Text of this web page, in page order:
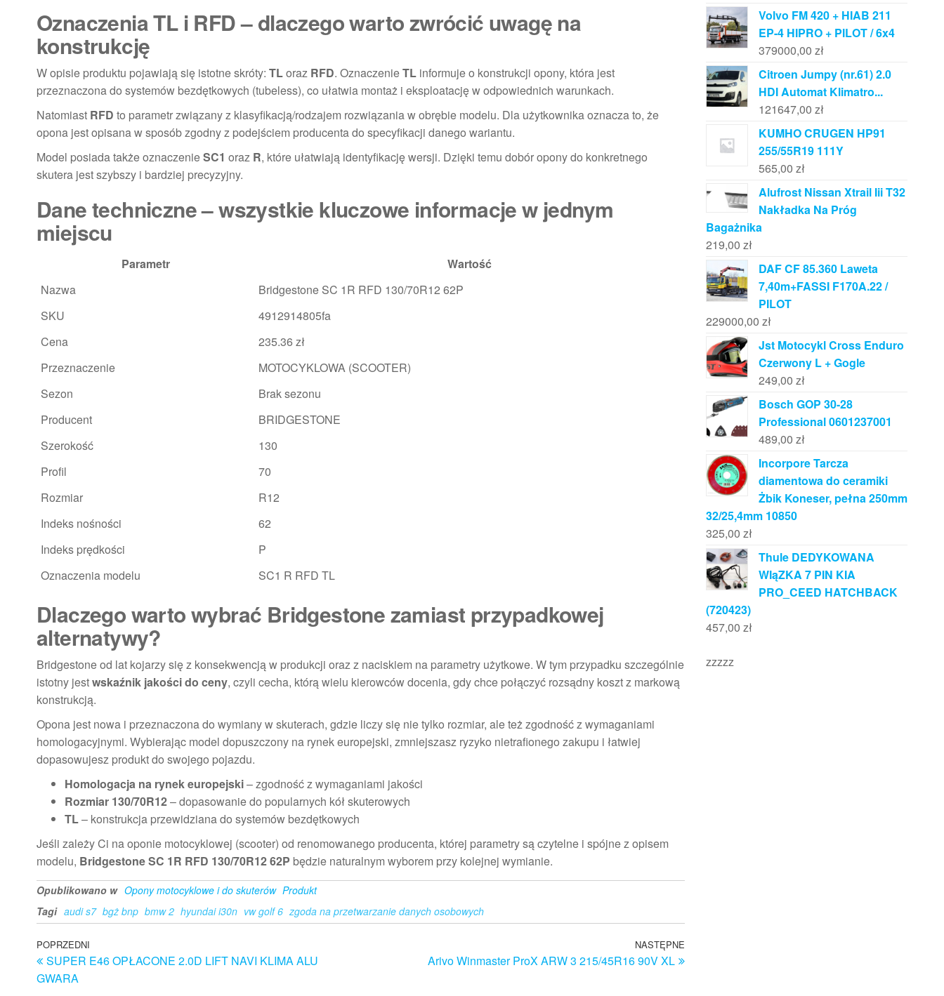
Oznaczenia TL i RFD – dlaczego warto zwrócić uwagę na
konstrukcję
W opisie produktu pojawiają się istotne skróty: TLoraz RFD. OznaczenieTL informuje o konstrukcji opony, która jest
przeznaczona do systemów bezdętkowych (tubeless), co ułatwia montaż i eksploatację w odpowiednich warunkach.
Natomiast RFD to parametr związany z klasyfikacją/rodzajem rozwiązania w obrębie modelu. Dla użytkownika oznacza to, że
opona jest opisana w sposób zgodny z podejściem producenta do specyfikacji danego wariantu.
Model posiada także oznaczenieSC1 oraz R, które ułatwiają identyfikację wersji. Dzięki temu dobór opony do konkretnego
skutera jest szybszy i bardziej precyzyjny.
Dane techniczne – wszystkie kluczowe informacje w jednym
miejscu
Parametr
Wartość
Nazwa
Bridgestone SC 1R RFD 130/70R12 62P
SKU
4912914805fa
Cena
235.36 zł
Przeznaczenie
MOTOCYKLOWA (SCOOTER)
Sezon
Brak sezonu
Producent
BRIDGESTONE
Szerokość
130
Profil
70
Rozmiar
R12
Indeks nośności
62
Indeks prędkości
P
Oznaczenia modelu
SC1 R RFD TL
Dlaczego warto wybrać Bridgestone zamiast przypadkowej
alternatywy?
Bridgestone od lat kojarzy się z konsekwencją w produkcji oraz z naciskiem na parametry użytkowe. W tym przypadku szczególnie
istotny jestwskaźnik jakości do ceny, czyli cecha, którą wielu kierowców docenia, gdy chce połączyć rozsądny koszt z markową
konstrukcją.
Opona jest nowa i przeznaczona do wymiany w skuterach, gdzie liczy się nie tylko rozmiar, ale też zgodność z wymaganiami
homologacyjnymi. Wybierając model dopuszczony na rynek europejski, zmniejszasz ryzyko nietrafionego zakupu i łatwiej
dopasowujesz produkt do swojego pojazdu.
Homologacja na rynek europejski– zgodność z wymaganiami jakości
Rozmiar 130/70R12– dopasowanie do popularnych kół skuterowych
TL– konstrukcja przewidziana do systemów bezdętkowych
Jeśli zależy Ci na oponie motocyklowej (scooter) od renomowanego producenta, której parametry są czytelne i spójne z opisem
modelu, Bridgestone SC 1R RFD 130/70R12 62P będzie naturalnym wyborem przy kolejnej wymianie.
Opublikowano w Opony motocyklowe i do skuterów Produkt
Tagi audi s7 bgż bnp bmw 2 hyundai i30n vw golf 6 zgoda na przetwarzanie danych osobowych
Nawigacja
wpisu
Poprzedni
wpis
POPRZEDNI
SUPER E46 OPŁACONE 2.0D LIFT NAVI KLIMA ALU
GWARA
Następny
wpis
NASTĘPNE
Arivo Winmaster ProX ARW 3 215/45R16 90V XL
Volvo FM 420 + HIAB 211
EP-4 HIPRO + PILOT / 6x4
379000,00 zł
Citroen Jumpy (nr.61) 2.0
HDI Automat Klimatro...
121647,00 zł
KUMHO CRUGEN HP91
255/55R19 111Y
565,00 zł
Alufrost Nissan Xtrail Iii T32
Nakładka Na Próg
Bagażnika
219,00 zł
DAF CF 85.360 Laweta
7,40m+FASSI F170A.22 /
PILOT
229000,00 zł
Jst Motocykl Cross Enduro
Czerwony L + Gogle
249,00 zł
Bosch GOP 30-28
Professional 0601237001
489,00 zł
Incorpore Tarcza
diamentowa do ceramiki
Żbik Koneser, pełna 250mm
32/25,4mm 10850
325,00 zł
Thule DEDYKOWANA
WIąZKA 7 PIN KIA
PRO_CEED HATCHBACK
(720423)
457,00 zł
zzzzz